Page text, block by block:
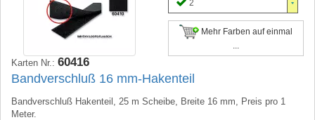
2
Mehr Farben auf einmal
Karten Nr.: 60416
Bandverschluß 16 mm-Hakenteil
Bandverschluß Hakenteil, 25 m Scheibe, Breite 16 mm, Preis pro 1
Meter.